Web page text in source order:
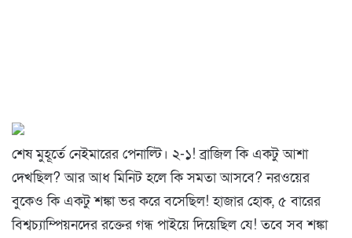
শেষ মুহূর্তে নেইমারের পেনাল্টি। ২-১! ব্রাজিল কি একটু আশা
দেখছিল? আর আধ মিনিট হলে কি সমতা আসবে? নরওয়ের
বুকেও কি একটু শঙ্কা ভর করে বসেছিল! হাজার হোক, ৫ বারের
বিশ্বচ্যাম্পিয়নদের রক্তের গন্ধ পাইয়ে দিয়েছিল যে! তবে সব শঙ্কা